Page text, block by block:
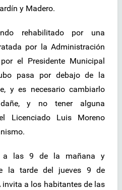
y Madero.
rehabilitado por una
por la Administración
el Presidente Municipal
pasa por debajo de la
y es necesario cambiarlo
y no tener alguna
Licenciado Luis Moreno
a las 9 de la mañana y
la tarde del jueves 9 de
invita a los habitantes de las